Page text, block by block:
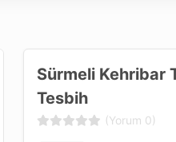
Sürmeli Kehribar
Tesbih
(Yorum 0)